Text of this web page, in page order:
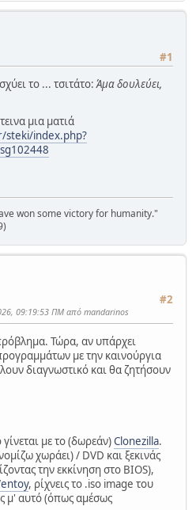
#1
το ... τσιτάτο:Άμα δουλεύει,
μια ματιά
steki/index.php?
won some victory for humanity."
#2
09:19:53 ΠΜ από mandarinos
Τώρα, αν υπάρχει
με την καινούργια
διαγνωστικό και θα ζητήσουν
με το (δωρεάν)Clonezilla.
χωράει) / DVD και ξεκινάς
την εκκίνηση στο BIOS),
, ρίχνεις το .iso image του
μ' αυτό (όπως αμέσως